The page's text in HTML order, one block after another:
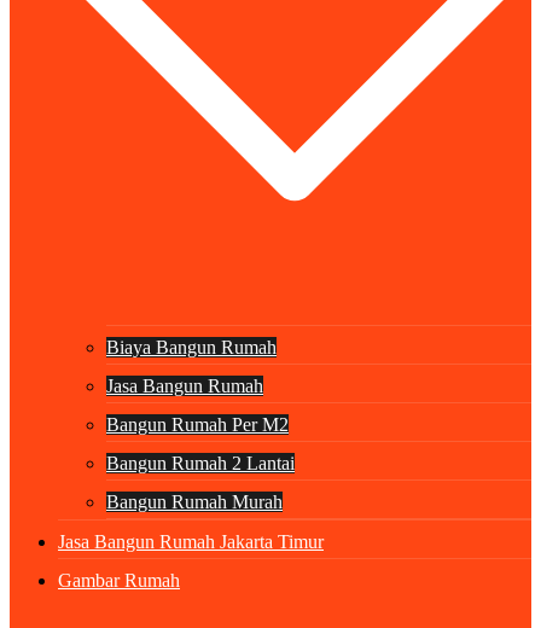
Biaya Bangun Rumah
Jasa Bangun Rumah
Bangun Rumah Per M2
Bangun Rumah 2 Lantai
Bangun Rumah Murah
Jasa Bangun Rumah Jakarta Timur
Gambar Rumah